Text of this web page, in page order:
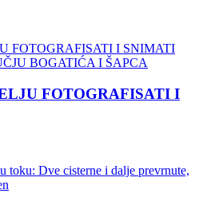
FOTOGRAFISATI I